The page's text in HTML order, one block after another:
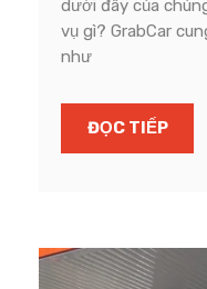
dưới đây của
vụ gì? GrabCar
như
ĐỌC TIẾP